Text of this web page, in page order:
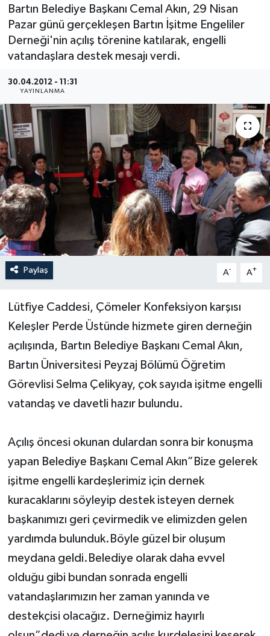
Bartın Belediye Başkanı Cemal Akın, 29 Nisan
Pazar günü gerçekleşen Bartın İşitme Engeliler
Derneği'nin açılış törenine katılarak, engelli
vatandaşlara destek mesajı verdi.
30.04.2012 - 11:31
YAYINLANMA
Paylaş A- A+
Lütfiye Caddesi, Çömeler Konfeksiyon karşısı
Keleşler Perde Üstünde hizmete giren derneğin
açılışında, Bartın Belediye Başkanı Cemal Akın,
Bartın Üniversitesi Peyzaj Bölümü Öğretim
Görevlisi Selma Çelikyay, çok sayıda işitme engelli
vatandaş ve davetli hazır bulundu.
Açılış öncesi okunan dulardan sonra bir konuşma
yapan Belediye Başkanı Cemal Akın”Bize gelerek
işitme engelli kardeşlerimiz için dernek
kuracaklarını söyleyip destek isteyen dernek
başkanımızı geri çevirmedik ve elimizden gelen
yardımda bulunduk.Böyle güzel bir oluşum
meydana geldi.Belediye olarak daha evvel
olduğu gibi bundan sonrada engelli
vatandaşlarımızın her zaman yanında ve
destekçisi olacağız. Derneğimiz hayırlı
Medya
Sağlık
Sinema
Sivil Toplum
Siyaset
Spor
Tarım
Turizm
Yaşam
DÜNYA
YEREL